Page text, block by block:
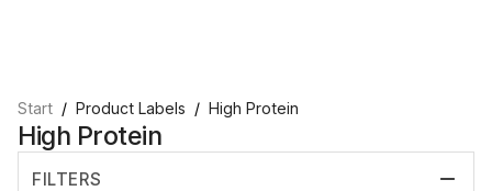
Start Product Labels High Protein
High Protein
FILTERS